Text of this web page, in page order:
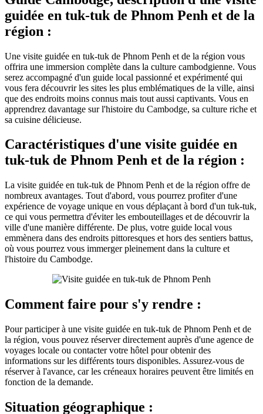
guidée en tuk-tuk de Phnom Penh et de la
région :
Une visite guidée en tuk-tuk de Phnom Penh et de la région vous
offrira une immersion complète dans la culture cambodgienne. Vous
serez accompagné d'un guide local passionné et expérimenté qui
vous fera découvrir les sites les plus emblématiques de la ville, ainsi
que des endroits moins connus mais tout aussi captivants. Vous en
apprendrez davantage sur l'histoire du Cambodge, sa culture riche et
sa cuisine délicieuse.
Caractéristiques d'une visite guidée en
tuk-tuk de Phnom Penh et de la région :
La visite guidée en tuk-tuk de Phnom Penh et de la région offre de
nombreux avantages. Tout d'abord, vous pourrez profiter d'une
expérience de voyage unique en vous déplaçant à bord d'un tuk-tuk,
ce qui vous permettra d'éviter les embouteillages et de découvrir la
ville d'une manière différente. De plus, votre guide local vous
emmènera dans des endroits pittoresques et hors des sentiers battus,
où vous pourrez vous immerger pleinement dans la culture et
l'histoire du Cambodge.
Comment faire pour s'y rendre :
Pour participer à une visite guidée en tuk-tuk de Phnom Penh et de
la région, vous pouvez réserver directement auprès d'une agence de
voyages locale ou contacter votre hôtel pour obtenir des
informations sur les différents tours disponibles. Assurez-vous de
réserver à l'avance, car les créneaux horaires peuvent être limités en
fonction de la demande.
Situation géographique :